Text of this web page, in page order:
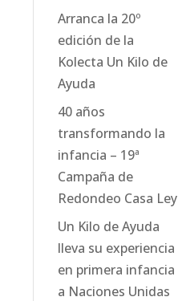
Arranca la 20º
edición de la
Kolecta Un Kilo de
Ayuda
40 años
transformando la
infancia – 19ª
Campaña de
Redondeo Casa Ley
Un Kilo de Ayuda
lleva su experiencia
en primera infancia
a Naciones Unidas